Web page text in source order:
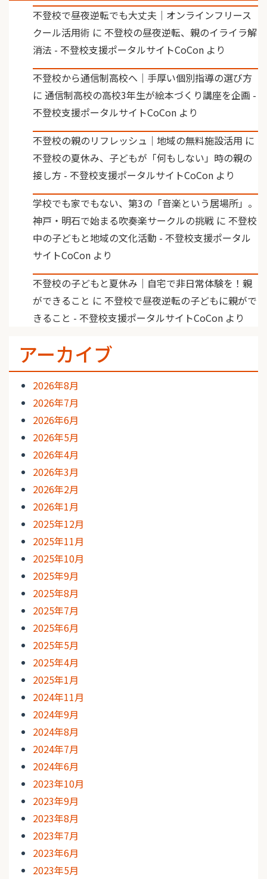
不登校で昼夜逆転でも大丈夫｜オンラインフリース
クール活用術 に 不登校の昼夜逆転、親のイライラ解
消法 - 不登校支援ポータルサイトCoCon より
不登校から通信制高校へ｜手厚い個別指導の選び方
に 通信制高校の高校3年生が絵本づくり講座を企画 -
不登校支援ポータルサイトCoCon より
不登校の親のリフレッシュ｜地域の無料施設活用 に
不登校の夏休み、子どもが「何もしない」時の親の
接し方 - 不登校支援ポータルサイトCoCon より
学校でも家でもない、第3の「音楽という居場所」。
神戸・明石で始まる吹奏楽サークルの挑戦 に 不登校
中の子どもと地域の文化活動 - 不登校支援ポータル
サイトCoCon より
不登校の子どもと夏休み｜自宅で非日常体験を！親
ができること に 不登校で昼夜逆転の子どもに親がで
きること - 不登校支援ポータルサイトCoCon より
アーカイブ
2026年8月
2026年7月
2026年6月
2026年5月
2026年4月
2026年3月
2026年2月
2026年1月
2025年12月
2025年11月
2025年10月
2025年9月
2025年8月
2025年7月
2025年6月
2025年5月
2025年4月
2025年1月
2024年11月
2024年9月
2024年8月
2024年7月
2024年6月
2023年10月
2023年9月
2023年8月
2023年7月
2023年6月
2023年5月